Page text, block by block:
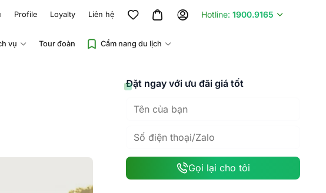
Profile Loyalty Liên hệ Hotline: 1900.9165
vụ Tour đoàn Cẩm nang du lịch
Đặt ngay với ưu đãi giá tốt
Gọi lại cho tôi